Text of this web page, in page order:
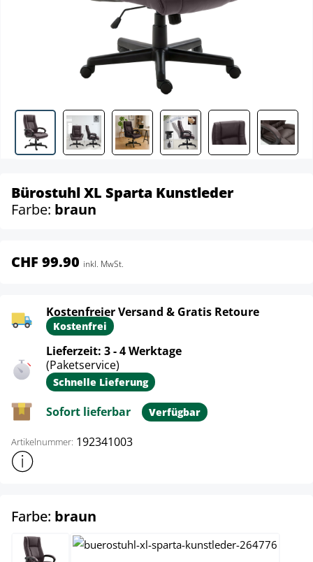
Bürostuhl XL Sparta Kunstleder
Farbe: braun
CHF 99.90 inkl. MwSt.
Kostenfreier Versand & Gratis Retoure
Kostenfrei
Lieferzeit: 3 - 4 Werktage
(Paketservice)
Schnelle Lieferung
Sofort lieferbar Verfügbar
Artikelnummer: 192341003
Weitere Produktinformationen anzeigen
Farbe: braun